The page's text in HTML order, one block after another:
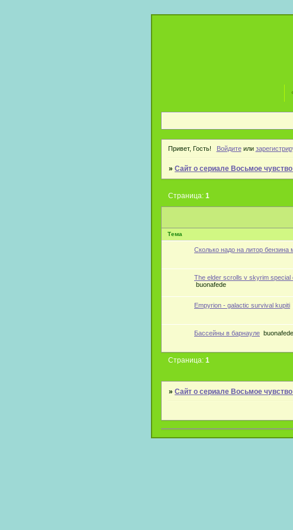
Привет, Гость! Войдитеили
»Сайт о сериале Восьмое
Страница:1
Тема
Сколько надо на литор бензина
The elder scrolls v skyrim special
buonafede
Empyrion - galactic survival kupiti
Бассейны в барнауле buonafede
Страница:1
»Сайт о сериале Восьмое